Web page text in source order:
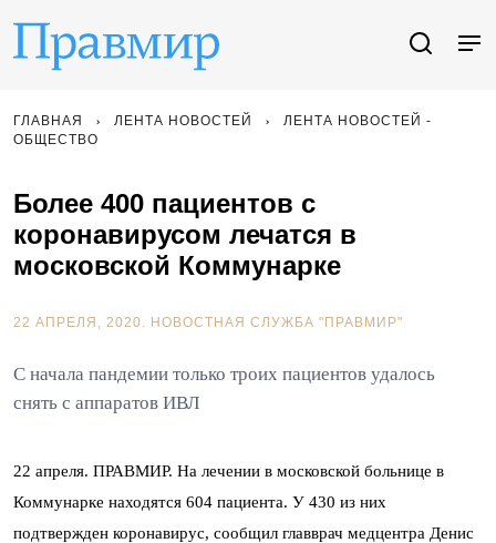
ГЛАВНАЯ ЛЕНТА НОВОСТЕЙ
ЛЕНТА НОВОСТЕЙ -
ОБЩЕСТВО
Более 400 пациентов с
коронавирусом лечатся в
московской Коммунарке
22 АПРЕЛЯ, 2020. НОВОСТНАЯ СЛУЖБА "ПРАВМИР"
С начала пандемии только троих пациентов удалось
снять с аппаратов ИВЛ
22 апреля. ПРАВМИР. На лечении в московской больнице в
Коммунарке находятся 604 пациента. У 430 из них
подтвержден коронавирус, сообщил главврач медцентра Денис